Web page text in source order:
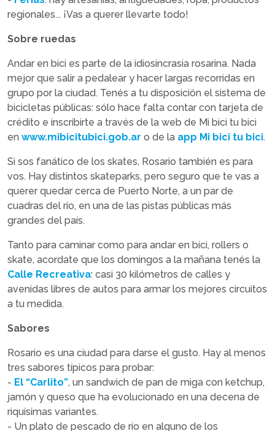
regionales... ¡Vas a querer llevarte todo!
Sobre ruedas
Andar en bici es parte de la idiosincrasia rosarina. Nada
mejor que salir a pedalear y hacer largas recorridas en
grupo por la ciudad. Tenés a tu disposición el sistema de
bicicletas públicas: sólo hace falta contar con tarjeta de
crédito e inscribirte a través de la web de Mi bici tu bici
en www.mibicitubici.gob.ar o de la app Mi bici tu bici.
Si sos fanático de los skates, Rosario también es para
vos. Hay distintos skateparks, pero seguro que te vas a
querer quedar cerca de Puerto Norte, a un par de
cuadras del río, en una de las pistas públicas más
grandes del país.
Tanto para caminar como para andar en bici, rollers o
skate, acordate que los domingos a la mañana tenés la
Calle Recreativa: casi 30 kilómetros de calles y
avenidas libres de autos para armar los mejores circuitos
a tu medida.
Sabores
Rosario es una ciudad para darse el gusto. Hay al menos
tres sabores típicos para probar:
- El “Carlito”, un sandwich de pan de miga con ketchup,
jamón y queso que ha evolucionado en una decena de
riquísimas variantes.
- Un plato de pescado de río en alguno de los